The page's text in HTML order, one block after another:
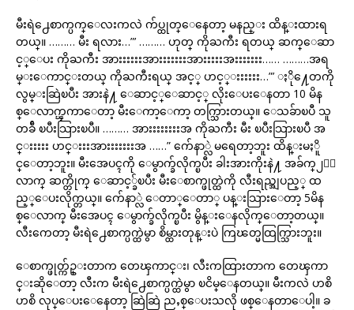
မီးရဲ႕ေစာက္ပက္ေလးကလဲ က်ပ္ထုတ္ေနေတာ့ မနည္း ထိန္းထားရ
တယ္။ ……… မီး ရလား…”’ ……… ဟုတ္ ကိုႀကီး ရတယ္ ဆက္ေဆာ
င့္ေပး ကိုႀကီး အားးးးးးအားးးးးးးအားးးးးအးးးးးးး…… ………အရ
မ္းေကာင္းတယ္ ကိုႀကီးရယ္ အင့္ ဟင့္းးးးးး…”’ ႏို႔ေတကို
လွမ္းဆြဲၿပီး အားနဲ႔ ေဆာင့္ေဆာင့္ လိုးေပးေနတာ 10 မိန
စ္ေလာက္ၾကာေတာ့ မီးေကာ့ေကာ့ တက္သြားတယ္။ ေသခ်ာၿပီ သူ
တခ်ီ ၿပီးသြားၿပီ။ ……… အားးးးးးးးအ ကိုႀကီး မီး ၿပီးသြားၿပီ အ
င္းးးးး ဟင္းးးအားးးးးးးအ ……” က်ေနာ္လဲ မရေတာ့ဘူး ထိန္းမႏိူ
င္ေတာ့ဘူး။ မီးအေပၚကို ေမွာက္ခ်လိုက္ၿပီး ခါးအားကိုးနဲ႔ အခ်က္၂၀ေ
လာက္ ဆက္တိုက္ ေဆာင့္ခ်ၿပီး မီးေစာက္ဖုတ္ထဲကို လီးရည္အျပည့္ ထ
ည့္ေပးလိုက္တယ္။ က်ေနာ္လဲ ေတာ္ေတာ္ ပန္းသြားေတာ့ 5မိန
စ္ေလာက္ မီးအေပၚ ေမွာက္ခ်လိုက္ၿပီး မွိန္းေနလိုက္ေတာ့တယ္။
လီးကေတာ့ မီးရဲ႕ေစာက္ပက္ထဲမွာ စိမ္ထားတုန္းပဲ ကြၽတ္မထြက္သြားဘူး။
ေစာက္ဖုတ္က်ဥ္းတာက တေၾကာင္း၊ လီးကထြားတာက တေၾကာ
င္းဆိုေတာ့ လီးက မီးရဲ႕ေစာက္ပက္ထဲမွာ ၿငိမ္ေနတယ္။ မီးကလဲ ဟစိ
ဟစိ လုပ္ေပးေနေတာ့ ဆြဲဆြဲ ညႇစ္ေပးသလို ဖစ္ေနတာေပါ့။ ခ